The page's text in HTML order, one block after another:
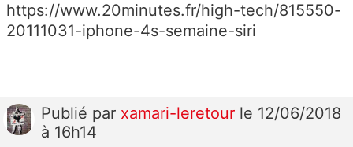
https://www.20minutes.fr/high-tech/815550-
20111031-iphone-4s-semaine-siri
Publié par xamari-leretour le 12/06/2018
à 16h14